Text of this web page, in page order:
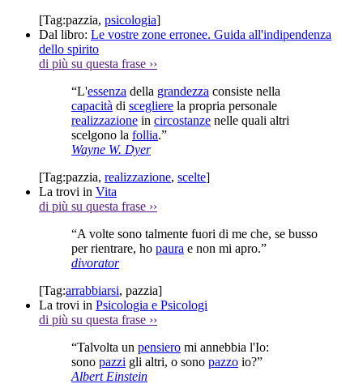
[Tag:pazzia, psicologia]
Dal libro: Le vostre zone erronee. Guida all'indipendenza
dello spirito
di più su questa frase ››
“L'essenza della grandezza consiste nella
capacità di scegliere la propria personale
realizzazione in circostanze nelle quali altri
scelgono la follia.”
Wayne W. Dyer
[Tag:pazzia, realizzazione, scelte]
La trovi in Vita
di più su questa frase ››
“A volte sono talmente fuori di me che, se busso
per rientrare, ho paura e non mi apro.”
divorator
[Tag:arrabbiarsi, pazzia]
La trovi in Psicologia e Psicologi
di più su questa frase ››
“Talvolta un pensiero mi annebbia l'Io:
sono pazzi gli altri, o sono pazzo io?”
Albert Einstein